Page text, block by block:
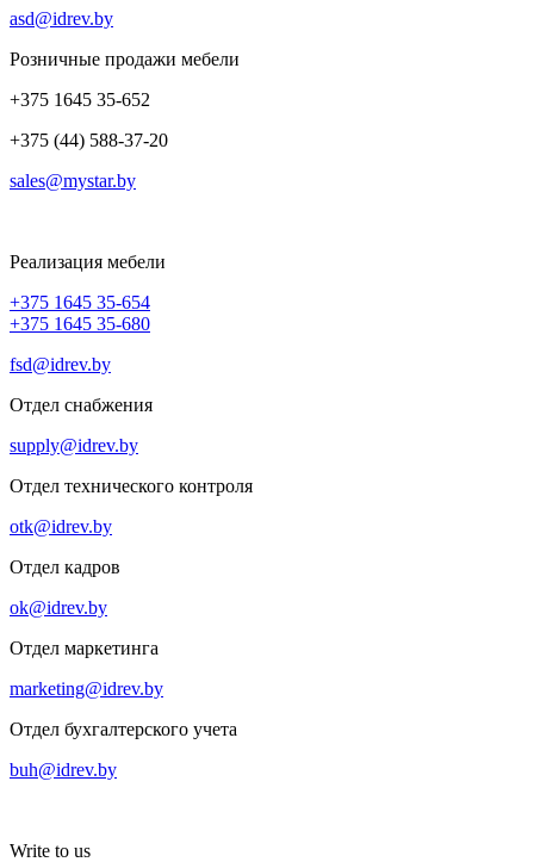
asd@idrev.by
Розничные продажи мебели
+375 1645 35-652
+375 (44) 588-37-20
sales@mystar.by
Реализация мебели
+375 1645 35-654
+375 1645 35-680
fsd@idrev.by
Отдел снабжения
supply@idrev.by
Отдел технического контроля
otk@idrev.by
Отдел кадров
ok@idrev.by
Отдел маркетинга
marketing@idrev.by
Отдел бухгалтерского учета
buh@idrev.by
Write to us